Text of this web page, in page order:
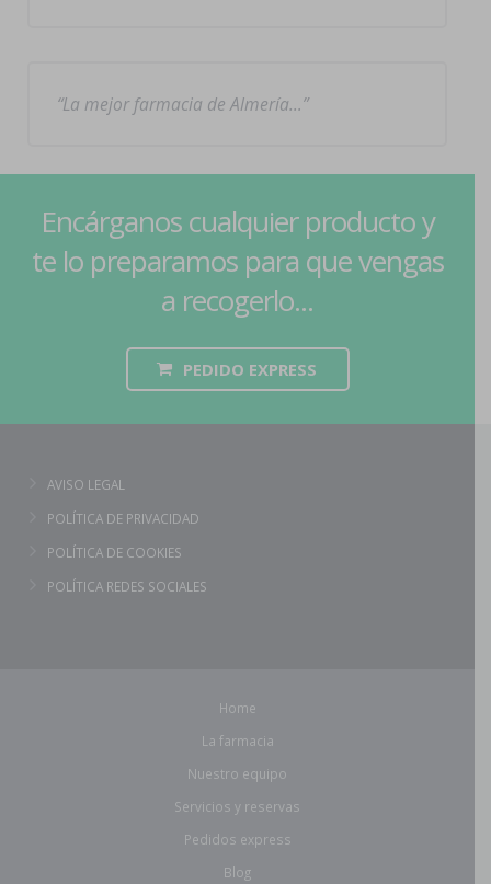
La mejor farmacia de Almería…
Encárganos cualquier producto y
te lo preparamos para que vengas
a recogerlo...
PEDIDO EXPRESS
AVISO LEGAL
POLÍTICA DE PRIVACIDAD
POLÍTICA DE COOKIES
POLÍTICA REDES SOCIALES
Home
La farmacia
Nuestro equipo
Servicios y reservas
Pedidos express
Blog